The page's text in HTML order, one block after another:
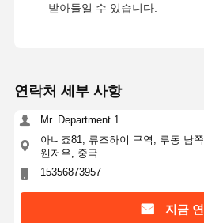
받아들일 수 있습니다.
연락처 세부 사항
Mr. Department 1
아니죠81, 류즈하이 구역, 루동 남
웬저우, 중국
15356873957
지금